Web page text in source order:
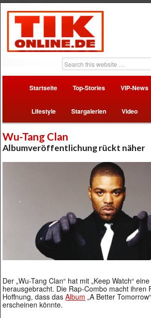
Startseite Top-Stories VIP-News
Lifestyle Stargalerien Video
Wu-Tang Clan
Albumveröffentlichung rückt näher
Der „Wu-Tang Clan“ hat mit „Keep Watch“
herausgebracht. Die Rap-Combo macht ihren
Hoffnung, dass dasAlbum „A Better
erscheinen könnte.